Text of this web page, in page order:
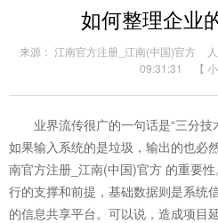
如何整理企业
来源： 江南官方注册_江南(中国)官方
09:31:31
【 小
业界流传很广的一句话是“三分技
如果输入系统的是垃圾，输出的也必
南官方注册_江南(中国)官方 的重要
行的支撑和前提，基础数据则是系统
的信息共享平台。可以说，造成项目